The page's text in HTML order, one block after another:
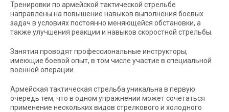
Тренировки по армейской тактической стрельбе
направлены на повышение навыков выполнения боевых
задач в условиях постоянно меняющейся обстановки, а
также улучшения реакции и навыков скоростной стрельбы.
Занятия проводят профессиональные инструкторы,
имеющие боевой опыт, в том числе участие в специальной
военной операции.
Армейская тактическая стрельба уникальна в первую
очередь тем, что в одном упражнении может сочетаться
применение нескольких видов стрелкового и холодного